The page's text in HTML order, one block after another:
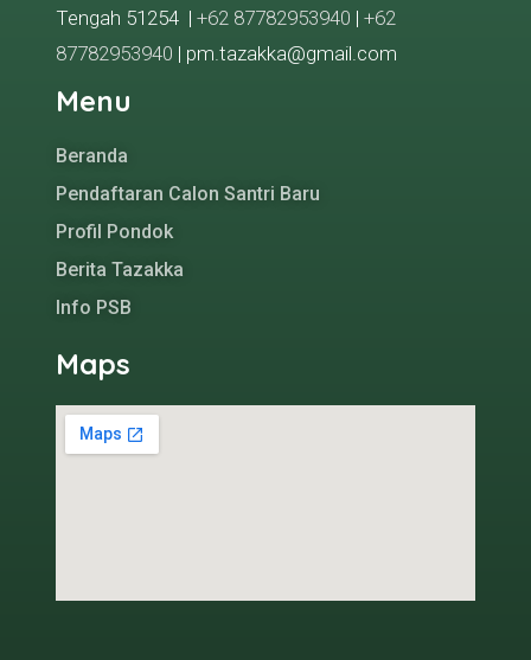
Tengah 51254 | +62 87782953940 | +62
87782953940 | pm.tazakka@gmail.com
Menu
Beranda
Pendaftaran Calon Santri Baru
Profil Pondok
Berita Tazakka
Info PSB
Maps